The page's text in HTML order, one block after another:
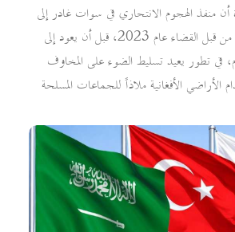
منفذ الهجوم الانتحاري في سوات غادر إلى
أفغانستان عقب تبرئته من قبل القضاء عام 2023، قبل أن يعود إلى
في تطور يعيد تسليط الضوء على المخاوف
الأراضي الأفغانية ملاذاً للجماعات المسلحة